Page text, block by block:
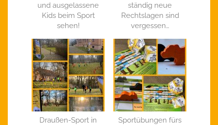
und ausgelassene
Kids beim Sport
sehen!
ständig neue
Rechtslagen sind
vergessen…
Draußen-Sport in
Sportübungen fürs